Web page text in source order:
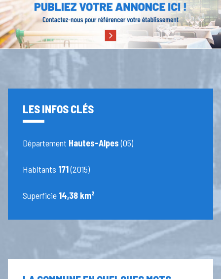
LES INFOS CLÉS
Département Hautes-Alpes(05)
Habitants 171(2015)
Superficie 14,38 km²